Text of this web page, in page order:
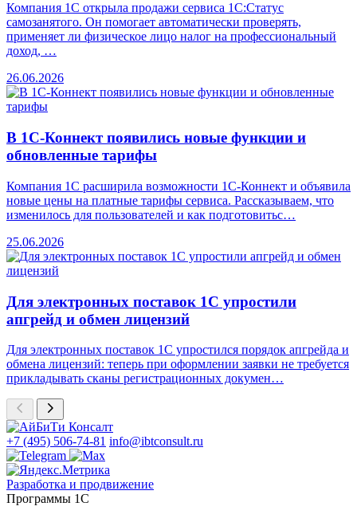
Компания 1С открыла продажи сервиса 1С:Статус
самозанятого. Он помогает автоматически проверять,
применяет ли физическое лицо налог на профессиональный
доход, …
26.06.2026
В 1С-Коннект появились новые функции и
обновленные тарифы
Компания 1С расширила возможности 1С-Коннект и объявила
новые цены на платные тарифы сервиса. Рассказываем, что
изменилось для пользователей и как подготовитьс…
25.06.2026
Для электронных поставок 1С упростили
апгрейд и обмен лицензий
Для электронных поставок 1С упростился порядок апгрейда и
обмена лицензий: теперь при оформлении заявки не требуется
прикладывать сканы регистрационных докумен…
+7 (495) 506-74-81 info@ibtconsult.ru
Разработка и продвижение
Программы 1С